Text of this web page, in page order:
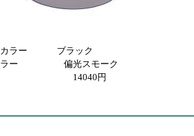
カラー
ブラック
カラー 偏光スモーク
14040円